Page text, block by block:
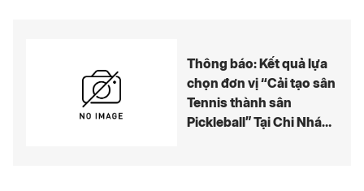
Thông báo: Kết quả lựa
chọn đơn vị “Cải tạo sân
Tennis thành sân
Pickleball” Tại Chi Nhánh